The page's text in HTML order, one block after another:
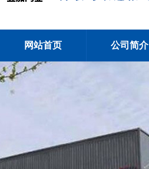
网站首页 公司简介